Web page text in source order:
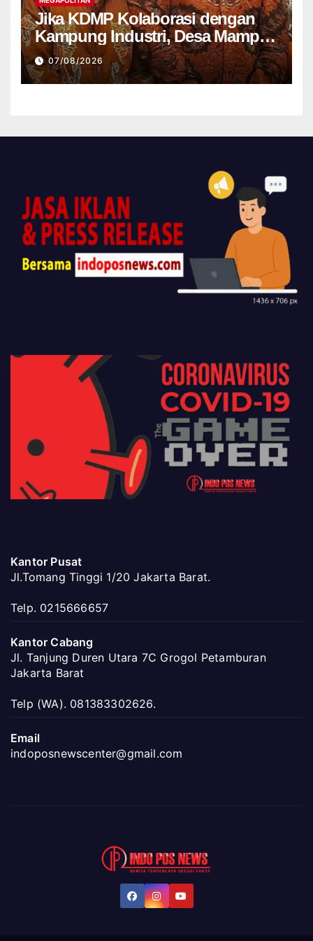
Jika KDMP Kolaborasi dengan
Kampung Industri, Desa Mampu
Jadi Pusat Perekonomian Baru
07/08/2026
Kantor Pusat
Jl.Tomang Tinggi 1/20 Jakarta Barat.
Telp. 0215666657
Kantor Cabang
Jl. Tanjung Duren Utara 7C Grogol Petamburan
Jakarta Barat
Telp (WA). 081383302626.
Email
indoposnewscenter@gmail.com